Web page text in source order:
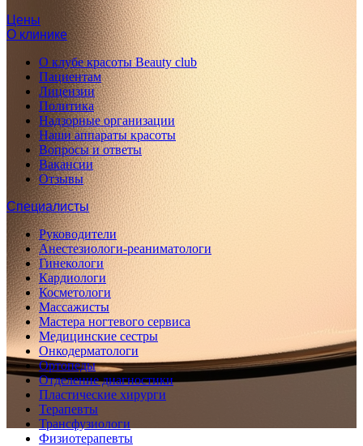
Цены
О клинике
О клубе красоты Beauty club
Пациентам
Лицензии
Политика
Надзорные организации
Наши аппараты красоты
Вопросы и ответы
Вакансии
Отзывы
Специалисты
Руководители
Анестезиологи-реаниматологи
Гинекологи
Кардиологи
Косметологи
Массажисты
Мастера ногтевого сервиса
Медицинские сестры
Онкодерматологи
Ортопеды
Отделение диагностики
Пластические хирурги
Терапевты
Трансфузиологи
Физиотерапевты